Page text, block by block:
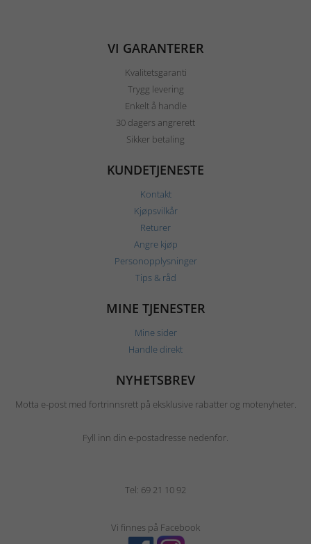
VI GARANTERER
Kvalitetsgaranti
Trygg levering
Enkelt å handle
30 dagers angrerett
Sikker betaling
KUNDETJENESTE
Kontakt
Kjøpsvilkår
Returer
Angre kjøp
Personopplysninger
Tips & råd
MINE TJENESTER
Mine sider
Handle direkt
NYHETSBREV
Motta e-post med fortrinnsrett på eksklusive rabatter og motenyheter.
Fyll inn din e-postadresse nedenfor.
Tel: 69 21 10 92
Vi finnes på Facebook